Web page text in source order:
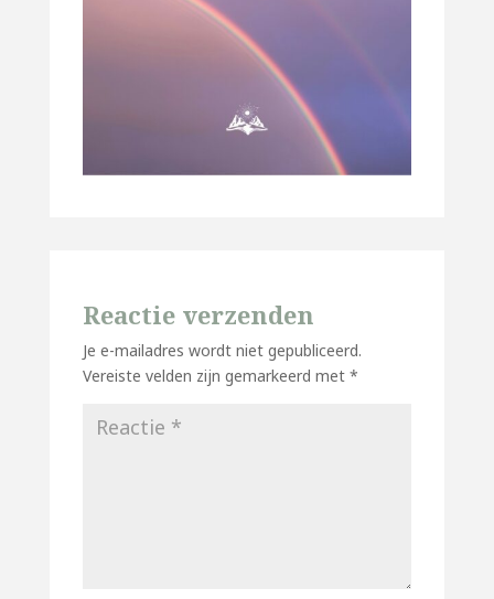
Reactie verzenden
Je e-mailadres wordt niet gepubliceerd.
Vereiste velden zijn gemarkeerd met *